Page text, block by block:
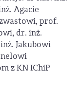
Agacie
prof.
dr. inż.
Jakubowi
z KN IChiP